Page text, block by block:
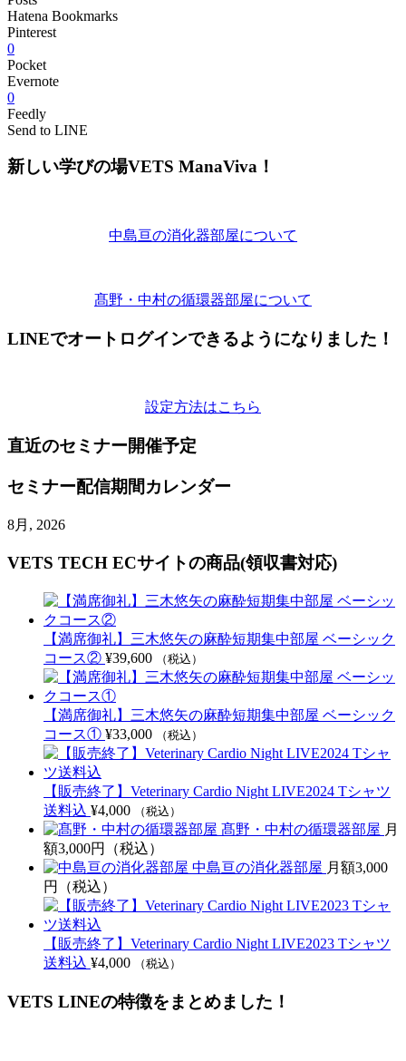
Hatena Bookmarks
Pinterest
0
Pocket
Evernote
0
Feedly
Send to LINE
新しい学びの場VETS ManaViva！
中島亘の消化器部屋について
髙野・中村の循環器部屋について
LINEでオートログインできるようになりました！
設定方法はこちら
直近のセミナー開催予定
セミナー配信期間カレンダー
8月, 2026
VETS TECH ECサイトの商品(領収書対応)
【満席御礼】三木悠矢の麻酔短期集中部屋 ベーシック
コース② ¥39,600 （税込）
【満席御礼】三木悠矢の麻酔短期集中部屋 ベーシック
コース① ¥33,000 （税込）
【販売終了】Veterinary Cardio Night LIVE2024 Tシャツ
送料込 ¥4,000 （税込）
髙野・中村の循環器部屋 月
額3,000円（税込）
中島亘の消化器部屋 月額3,000
円（税込）
【販売終了】Veterinary Cardio Night LIVE2023 Tシャツ
送料込 ¥4,000 （税込）
VETS LINEの特徴をまとめました！